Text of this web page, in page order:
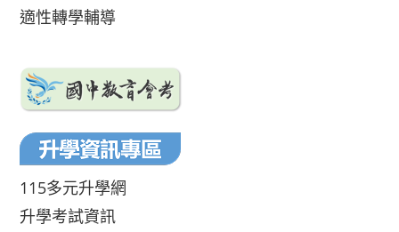
適性轉學輔導
115多元升學網
升學考試資訊